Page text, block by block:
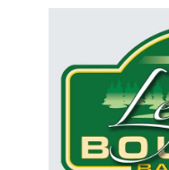
MONTAGNE
EVÈNEMENTS
CALENDRIER